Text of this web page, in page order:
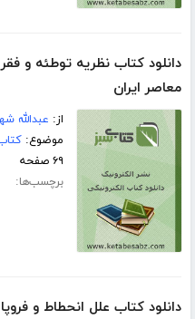
دانلود کتاب نظریه توطئه و
معاصر ایران
از: عبدالله
موضوع:
۶۹ صفحه
برچسب‌ها:
دانلود کتاب علل انحطاط و